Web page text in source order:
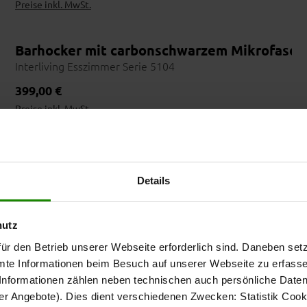
Details
den Betrieb unserer Webseite erforderlich sind. Daneben
Informationen beim Besuch auf unserer Webseite zu
zählen neben technischen auch persönliche
Angebote). Dies dient verschiedenen Zwecken: Statistik
Wohnbeispiel
Preise inkl. MwSt.
und mattschwarzem Sternfuß
Barhocker mit carbonschwarzem
Interliving Esszimmer Serie 5104
Regulärer Preis:
399,00 €
Preise inkl. MwSt.
Edelstahlgestell
Barhocker mit schwarzem
und schwarzem Metallgestell
Drehbarer Armlehnstuhl mit hellem
Interliving Esszimmer Serie 5102
Regulärer Preis:
519,00 €